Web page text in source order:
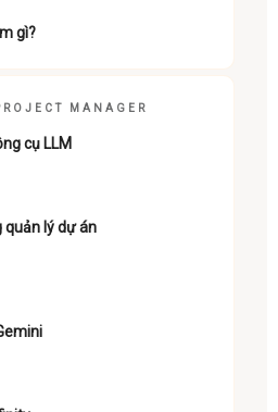
gì?
MANAGER
cụ LLM
quản lý dự án